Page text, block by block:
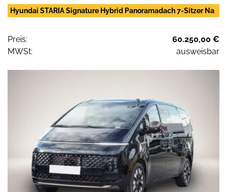
Hyundai STARIA Signature Hybrid Panoramadach 7-Sitzer Na
Preis:
60.250,00 €
MWSt:
ausweisbar